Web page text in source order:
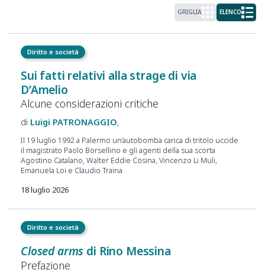
GRIGLIA ELENCO
Diritto e società
Sui fatti relativi alla strage di via
D’Amelio
Alcune considerazioni critiche
Luigi PATRONAGGIO
Il 19 luglio 1992 a Palermo un’autobomba carica di tritolo uccide
il magistrato Paolo Borsellino e gli agenti della sua scorta
Agostino Catalano, Walter Eddie Cosina, Vincenzo Li Muli,
Emanuela Loi e Claudio Traina
18 luglio 2026
Diritto e società
Closed arms di Rino Messina
Prefazione